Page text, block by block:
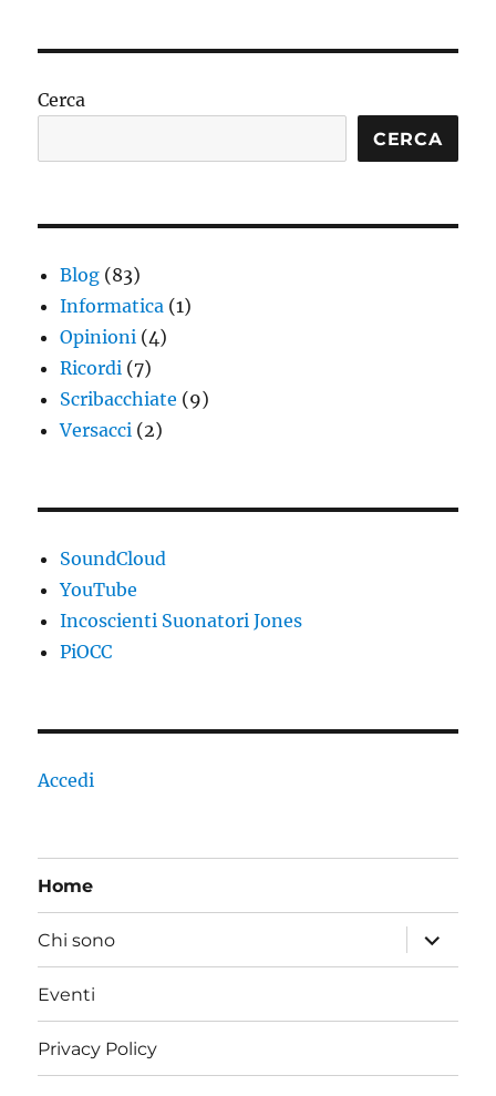
articoli
CED CESS
Cerca
CERCA
Blog (83)
Informatica (1)
Opinioni (4)
Ricordi (7)
Scribacchiate (9)
Versacci (2)
SoundCloud
YouTube
Incoscienti Suonatori Jones
PiOCC
Accedi
Home
Chi sono
apri
i
menu
Eventi
Privacy Policy